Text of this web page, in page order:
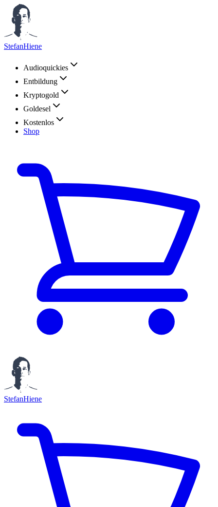
StefanHiene
Audioquickies
Entbildung
Kryptogold
Goldesel
Kostenlos
Shop
StefanHiene